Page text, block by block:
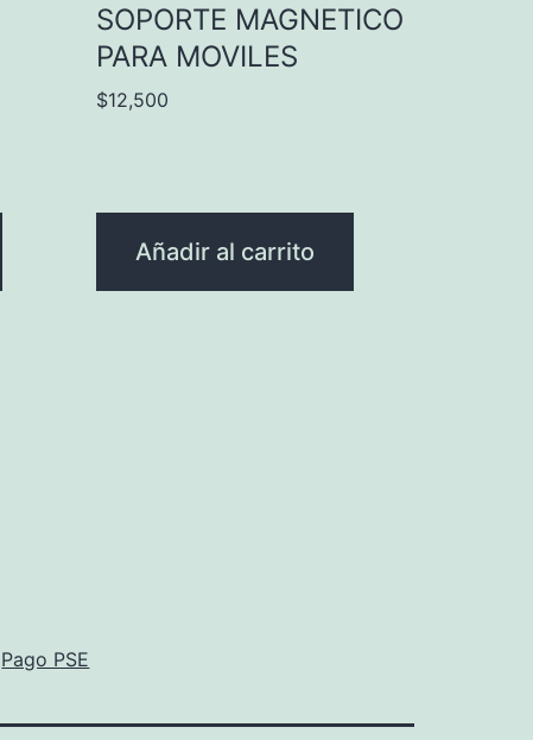
SOPORTE MAGNETICO
PARA MOVILES
$12,500
Añadir al carrito
Pago PSE